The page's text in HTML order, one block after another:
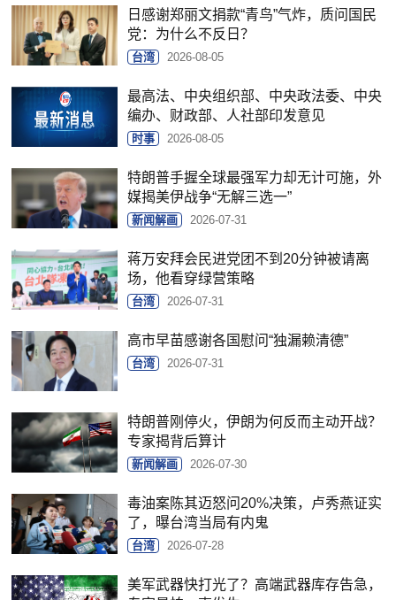
日感谢郑丽文捐款“青鸟”气炸，质问国民
党：为什么不反日？
台湾 2026-08-05
最高法、中央组织部、中央政法委、中央
编办、财政部、人社部印发意见
时事 2026-08-05
特朗普手握全球最强军力却无计可施，外
媒揭美伊战争“无解三选一”
新闻解画 2026-07-31
蒋万安拜会民进党团不到20分钟被请离
场，他看穿绿营策略
台湾 2026-07-31
高市早苗感谢各国慰问“独漏赖清德”
台湾 2026-07-31
特朗普刚停火，伊朗为何反而主动开战？
专家揭背后算计
新闻解画 2026-07-30
毒油案陈其迈怒问20%决策，卢秀燕证实
了，曝台湾当局有内鬼
台湾 2026-07-28
美军武器快打光了？高端武器库存告急，